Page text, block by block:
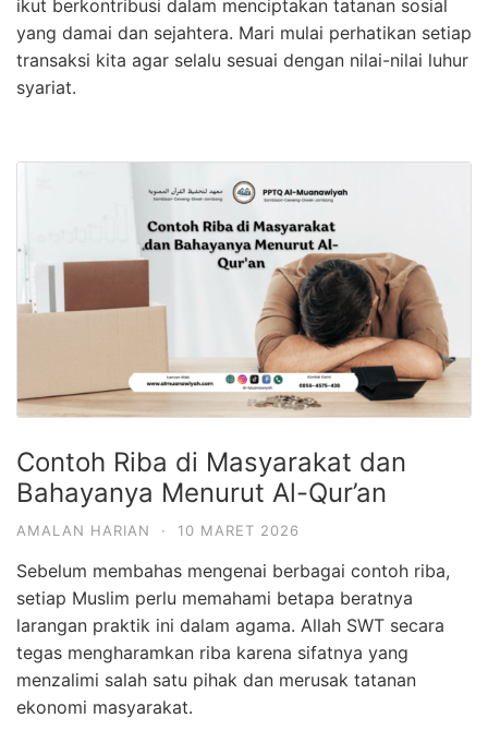
ikut berkontribusi dalam menciptakan tatanan sosial
yang damai dan sejahtera. Mari mulai perhatikan setiap
transaksi kita agar selalu sesuai dengan nilai-nilai luhur
syariat.
Contoh Riba di Masyarakat dan
Bahayanya Menurut Al-Qur’an
AMALAN HARIAN · 10 MARET 2026
Sebelum membahas mengenai berbagai contoh riba,
setiap Muslim perlu memahami betapa beratnya
larangan praktik ini dalam agama. Allah SWT secara
tegas mengharamkan riba karena sifatnya yang
menzalimi salah satu pihak dan merusak tatanan
ekonomi masyarakat.